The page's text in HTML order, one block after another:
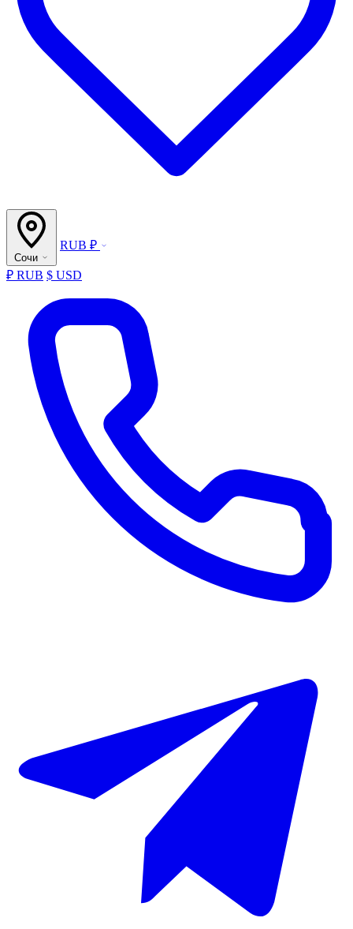
Сочи
RUB ₽
₽ RUB $ USD